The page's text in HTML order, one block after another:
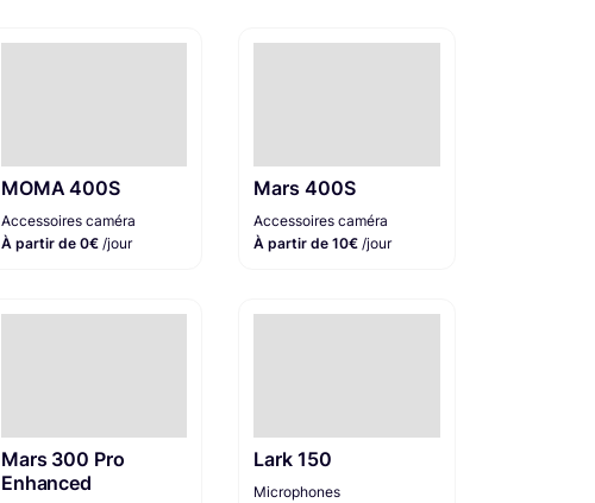
MOMA 400S
Accessoires caméra
À partir de 0€ /jour
Mars 400S
Accessoires caméra
À partir de 10€/jour
Mars 300 Pro
Enhanced
Lark 150
Microphones